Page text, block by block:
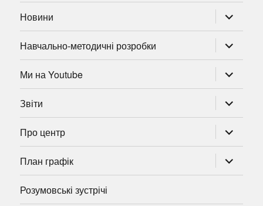
Новини
підменю
Навчально-методичні розробки
підменю
Ми на Youtube
підменю
Звіти
підменю
Про центр
підменю
План графік
підменю
Розумовські зустрічі